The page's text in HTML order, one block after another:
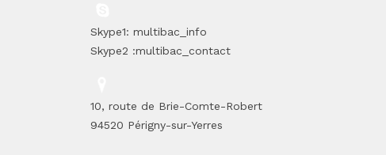
Skype1: multibac_info
Skype2 :multibac_contact
10, route de Brie-Comte-Robert
94520 Périgny-sur-Yerres